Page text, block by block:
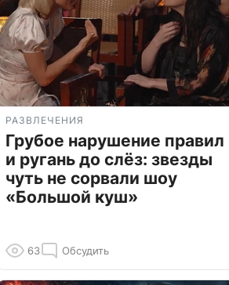
РАЗВЛЕЧЕНИЯ
Грубое нарушение правил
и ругань до слёз: звезды
чуть не сорвали шоу
«Большой куш»
63 Обсудить